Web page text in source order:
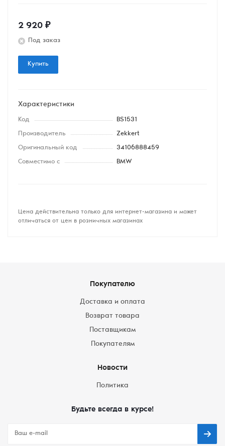
2 920 ₽
Под заказ
Купить
Характеристики
Код BS1531
Производитель Zekkert
Оригинальный код 34106888459
Совместимо с BMW
Цена действительна только для интернет-магазина и может
отличаться от цен в розничных магазинах
Покупателю
Доставка и оплата
Возврат товара
Поставщикам
Покупателям
Новости
Политика
Будьте всегда в курсе!